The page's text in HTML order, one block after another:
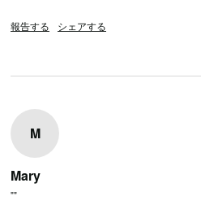
報告する シェアする
M
Mary
""